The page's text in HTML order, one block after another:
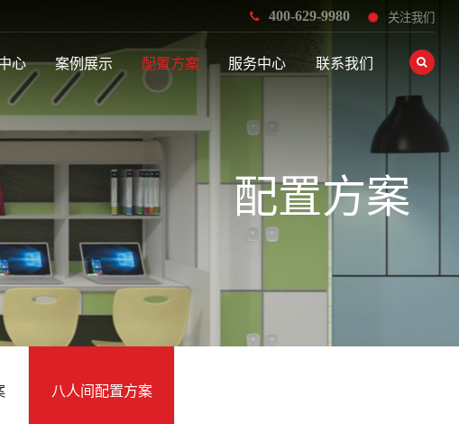
400-629-9980 关注我们
心 案例展示 配置方案 服务中心 联系我们
配置方案
八人间配置方案